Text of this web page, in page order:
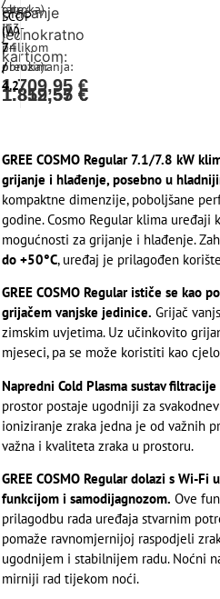
plaćanje
jednokratno
karticom:
1.709,95 €
obroka)
ili
prilikom
preuzimanja:
1.812,55 €
rate
(13-
24
obroka):
1.859,57 €
SCOP
(W)
7
/
4.2
GREE COSMO Regular 7.1/7.8 kW
grijanje i hlađenje, posebno u
kompaktne dimenzije, poboljšane
godine. Cosmo Regular klima
mogućnosti za grijanje i hlađenje.
do +50°C, uređaj je prilagođen
GREE COSMO Regular ističe se
grijačem vanjske jedinice. Grijač
zimskim uvjetima. Uz učinkovito
mjeseci, pa se može koristiti kao
Napredni Cold Plasma sustav
prostor postaje ugodniji za
ioniziranje zraka jedna je od važnih
važna i kvaliteta zraka u prostoru.
GREE COSMO Regular dolazi s Wi-
funkcijom i samodijagnozom. Ove
prilagodbu rada uređaja stvarnim
pomaže ravnomjernijoj raspodjeli
ugodnijem i stabilnijem radu. Noćni
mirniji rad tijekom noći.